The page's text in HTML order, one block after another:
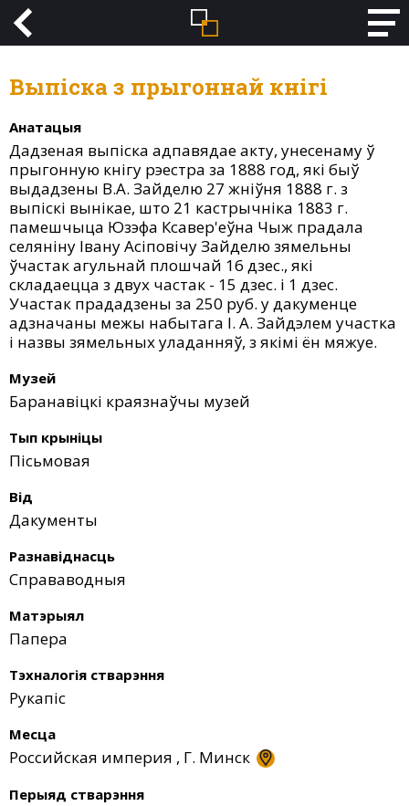
Выпіска з прыгоннай кнігі
Анатацыя
Дадзеная выпіска адпавядае акту, унесенаму ў
прыгонную кнігу рэестра за 1888 год, які быў
выдадзены В.А. Зайделю 27 жніўня 1888 г. з
выпіскі вынікае, што 21 кастрычніка 1883 г.
памешчыца Юзэфа Ксавер'еўна Чыж прадала
селяніну Івану Асіповічу Зайделю зямельны
ўчастак агульнай плошчай 16 дзес., які
складаецца з двух частак - 15 дзес. і 1 дзес.
Участак прададзены за 250 руб. у дакуменце
адзначаны межы набытага І. А. Зайдэлем участка
і назвы зямельных уладанняў, з якімі ён мяжуе.
Музей
Баранавіцкі краязнаўчы музей
Тып крыніцы
Пісьмовая
Від
Дакументы
Разнавіднасць
Справаводныя
Матэрыял
Папера
Тэхналогія стварэння
Рукапіс
Месца
Российская империя , Г. Минск
Перыяд стварэння